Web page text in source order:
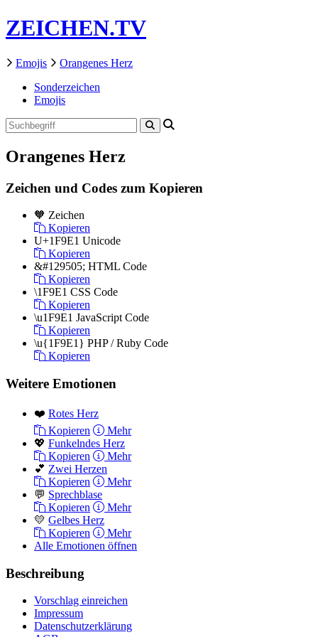
ZEICHEN.TV
Emojis
Orangenes Herz
Sonderzeichen
Emojis
Orangenes Herz
Zeichen und Codes zum Kopieren
🧡 Zeichen
Kopieren
U+1F9E1 Unicode
Kopieren
&#129505; HTML Code
Kopieren
\1F9E1 CSS Code
Kopieren
\u1F9E1 JavaScript Code
Kopieren
\u{1F9E1} PHP / Ruby Code
Kopieren
Weitere Emotionen
❤️ Rotes Herz
Kopieren
Mehr
💖 Funkelndes Herz
Kopieren
Mehr
💕 Zwei Herzen
Kopieren
Mehr
💬 Sprechblase
Kopieren
Mehr
💛 Gelbes Herz
Kopieren
Mehr
Alle Emotionen öffnen
Beschreibung
Vorschlag einreichen
Impressum
Datenschutzerklärung